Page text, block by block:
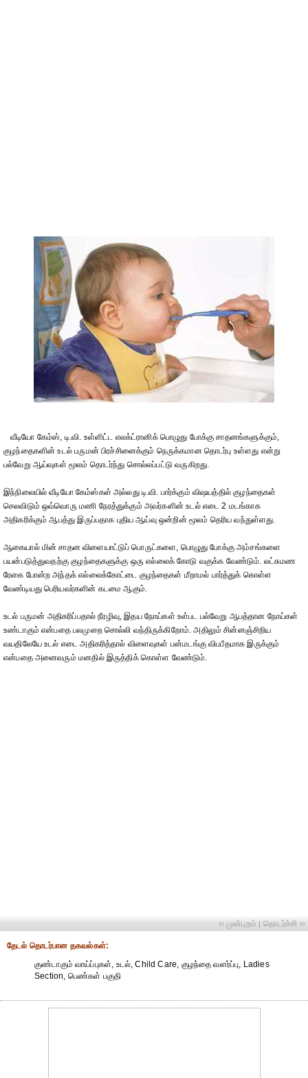
வீடியோ கேம்ஸ், டி.வி. உள்ளிட்ட எலக்ட்ரானிக் பொழுது போக்கு சாதனங்களுக்கும்,
குழந்தைகளின் உடல் பருமன் பிரச்சினைக்கும் நெருக்கமான தொடர்பு உள்ளது என்று
பல்வேறு ஆய்வுகள் மூலம் தொடர்ந்து சொல்லப்பட்டு வருகிறது.
இந்நிலையில் வீடியோ கேம்ஸ்கள் அல்லது டி.வி. பார்க்கும் விஷயத்தில் குழந்தைகள்
செலவிடும் ஒவ்வொரு மணி நேரத்துக்கும் அவர்களின் உடல் எடை 2 மடங்காக
அதிகரிக்கும் ஆபத்து இருப்பதாக புதிய ஆய்வு ஒன்றின் மூலம் தெரிய வந்துள்ளது.
ஆகையால் மின் சாதன விளையாட்டுப் பொருட்களை, பொழுது போக்கு அம்சங்களை
பயன்படுத்துவதற்கு குழந்தைகளுக்கு ஒரு எல்லைக் கோடு வகுக்க வேண்டும். லட்சுமண
ரேகை போன்ற அந்தக் எல்லைக்கோட்டை குழந்தைகள் மீறாமல் பார்த்துக் கொள்ள
வேண்டியது பெரியவர்களின் கடமை ஆகும்.
உடல் பருமன் அதிகரிப்பதால் நீரழிவு, இதய நோய்கள் உள்பட பல்வேறு ஆபத்தான நோய்கள்
உண்டாகும் என்பதை பலமுறை சொல்லி வந்திருக்கிறோம். அதிலும் சின்னஞ்சிறிய
வயதிலேயே உடல் எடை அதிகரித்தால் விளைவுகள் பன்மடங்கு விபபீதமாக இருக்கும்
என்பதை அனைவரும் மனதில் இருத்திக் கொள்ள வேண்டும்.
‹‹ முன்புறம் | தொடர்ச்சி ››
தேட‌ல் தொட‌ர்பான தகவ‌ல்க‌ள்:
குண்டாகும் வாய்ப்புகள், உடல், Child Care, குழந்தை வளர்ப்பு, Ladies
Section, பெண்கள் பகுதி